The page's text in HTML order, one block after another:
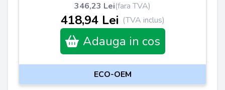
346,23 Lei(fara TVA)
418,94 Lei (TVA inclus)
Adauga in cos
ECO-OEM